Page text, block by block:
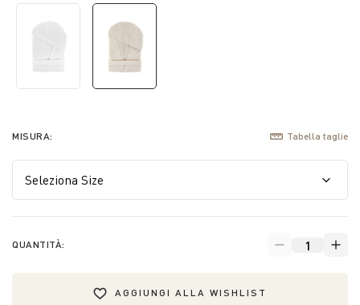
MISURA: Tabella taglie
QUANTITÀ:
AGGIUNGI ALLA WISHLIST